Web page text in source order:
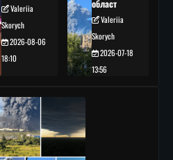
Valeriia
Skorych
2026-08-06
18:10
област
Valeriia
Skorych
2026-07-18
13:56